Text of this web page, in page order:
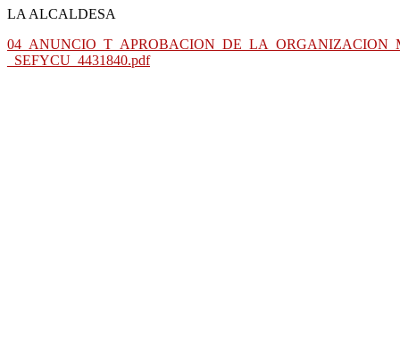
LA ALCALDESA
_SEFYCU_4431840.pdf